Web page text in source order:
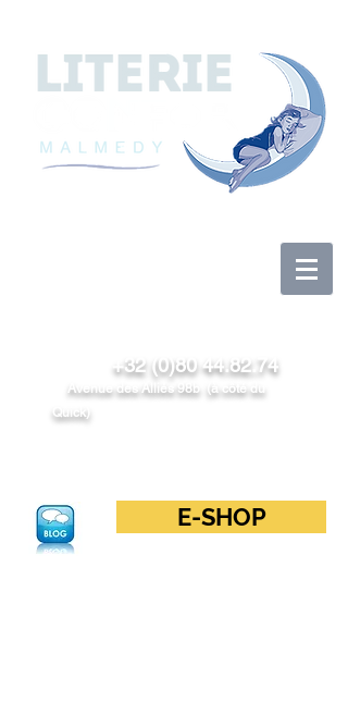
+32 (0)80 44.82.74
Avenue des Alliés 98b (à côté du
Quick)
E-SHOP